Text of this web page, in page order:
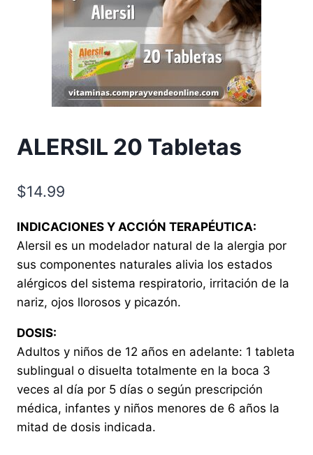
ALERSIL 20 Tabletas
$14.99
INDICACIONES Y ACCIÓN TERAPÉUTICA:
Alersil es un modelador natural de la alergia por
sus componentes naturales alivia los estados
alérgicos del sistema respiratorio, irritación de la
nariz, ojos llorosos y picazón.
DOSIS:
Adultos y niños de 12 años en adelante: 1 tableta
sublingual o disuelta totalmente en la boca 3
veces al día por 5 días o según prescripción
médica, infantes y niños menores de 6 años la
mitad de dosis indicada.